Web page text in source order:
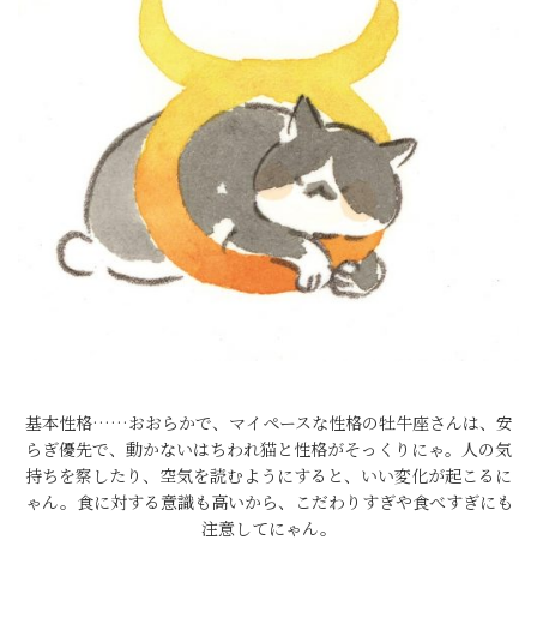
基本性格……おおらかで、マイペースな性格の牡牛座さんは、安
らぎ優先で、動かないはちわれ猫と性格がそっくりにゃ。人の気
持ちを察したり、空気を読むようにすると、いい変化が起こるに
ゃん。食に対する意識も高いから、こだわりすぎや食べすぎにも
注意してにゃん。